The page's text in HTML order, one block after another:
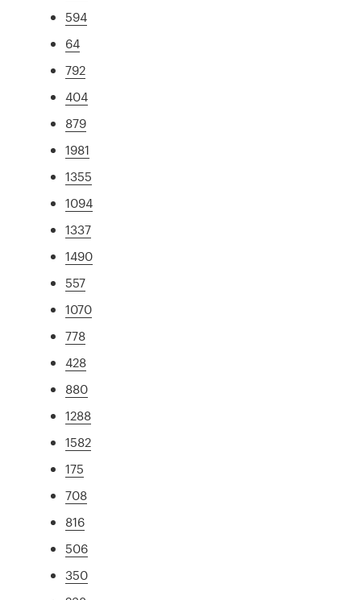
594
64
792
404
879
1981
1355
1094
1337
1490
557
1070
778
428
880
1288
1582
175
708
816
506
350